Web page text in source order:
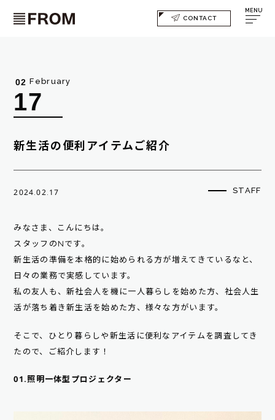
CONTACT
MENU
02 February
17
新生活の便利アイテムご紹介
2024.02.17 STAFF
みなさま、こんにちは。
スタッフのNです。
新生活の準備を本格的に始められる方が増えてきているなと、
日々の業務で実感しています。
私の友人も、新社会人を機に一人暮らしを始めた方、社会人生
活が落ち着き新生活を始めた方、様々な方がいます。
そこで、ひとり暮らしや新生活に便利なアイテムを調査してき
たので、ご紹介します！
01.照明一体型プロジェクター